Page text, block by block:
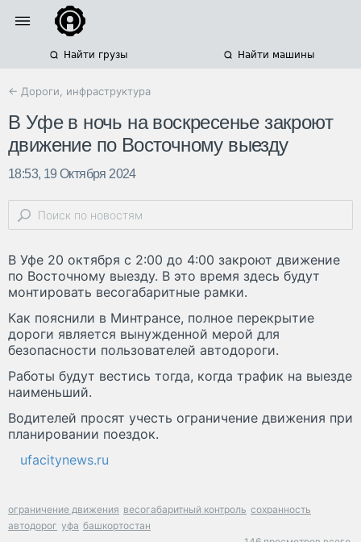
Найти грузы Найти машины
← Дороги, инфраструктура
В Уфе в ночь на воскресенье закроют
движение по Восточному выезду
18:53, 19 Октября 2024
В Уфе 20 октября с 2:00 до 4:00 закроют движение
по Восточному выезду. В это время здесь будут
монтировать весогабаритные рамки.
Как пояснили в Минтрансе, полное перекрытие
дороги является вынужденной мерой для
безопасности пользователей автодороги.
Работы будут вестись тогда, когда трафик на выезде
наименьший.
Водителей просят учесть ограничение движения при
планировании поездок.
ufacitynews.ru
ограничение движения весогабаритный контроль сохранность
автодорог уфа башкортостан